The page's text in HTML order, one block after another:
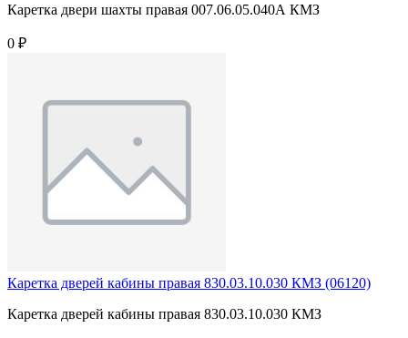
Каретка двери шахты правая 007.06.05.040А КМЗ
0 ₽
Каретка дверей кабины правая 830.03.10.030 КМЗ (06120)
Каретка дверей кабины правая 830.03.10.030 КМЗ